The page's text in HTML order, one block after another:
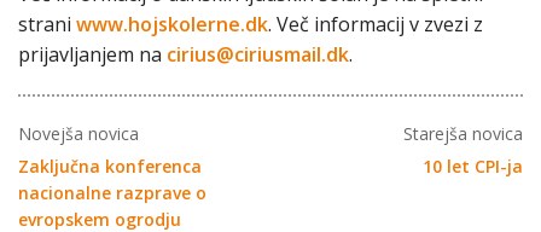
strani www.hojskolerne.dk. Več informacij v zvezi z
prijavljanjem na cirius@ciriusmail.dk.
Novejša novica
Zaključna konferenca
nacionalne razprave o
evropskem ogrodju
Starejša novica
10 let CPI-ja